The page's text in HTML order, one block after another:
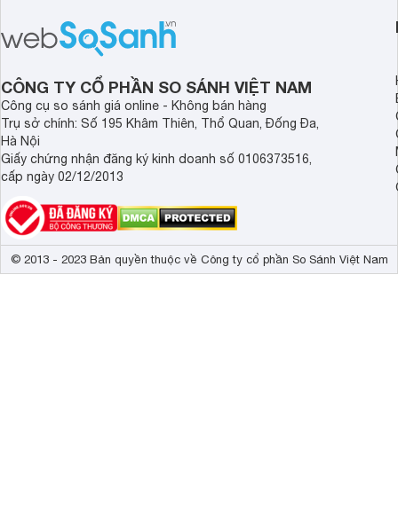
thời điểm mới mở bán, mang lại tỷ lệ
giá trị/chi phí hấp dẫn hơn cho người
dùng đang tìm kiếm một mẫu máy rửa
bát cao cấp.
CÔNG TY CỔ PHẦN SO SÁNH VIỆT NAM
Công cụ so sánh giá online - Không bán hàng
Trụ sở chính: Số 195 Khâm Thiên, Thổ Quan, Đống Đa,
Hà Nội
Giấy chứng nhận đăng ký kinh doanh số 0106373516,
cấp ngày 02/12/2013
© 2013 - 2023 Bản quyền thuộc về Công ty cổ phần So Sánh Việt Nam